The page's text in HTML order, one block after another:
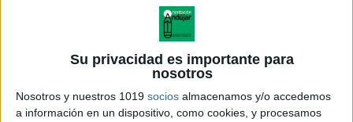
Su privacidad es importante para
nosotros
Nosotros y nuestros 1019 socios almacenamos y/o accedemos
a información en un dispositivo, como cookies, y procesamos